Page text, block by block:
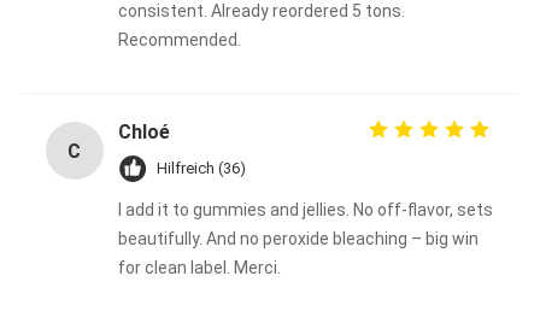
consistent. Already reordered 5 tons.
Recommended.
C
Chloé
Hilfreich (36)
I add it to gummies and jellies. No off-flavor, sets
beautifully. And no peroxide bleaching – big win
for clean label. Merci.